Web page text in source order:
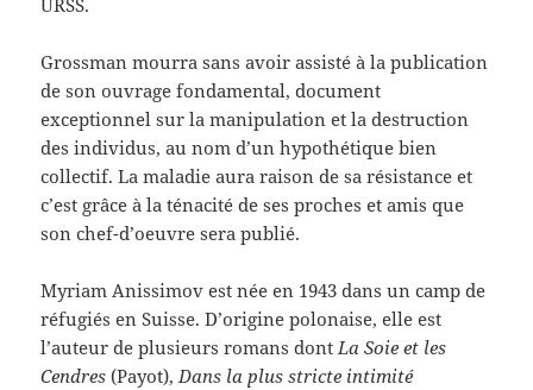
Grossman mourra sans avoir assisté à la publication
de son ouvrage fondamental, document
exceptionnel sur la manipulation et la destruction
des individus, au nom d’un hypothétique bien
collectif. La maladie aura raison de sa résistance et
c’est grâce à la ténacité de ses proches et amis que
son chef-d’oeuvre sera publié.
Myriam Anissimov est née en 1943 dans un camp de
réfugiés en Suisse. D’origine polonaise, elle est
l’auteur de plusieurs romans dont La Soie et les
Cendres (Payot), Dans la plus stricte intimité